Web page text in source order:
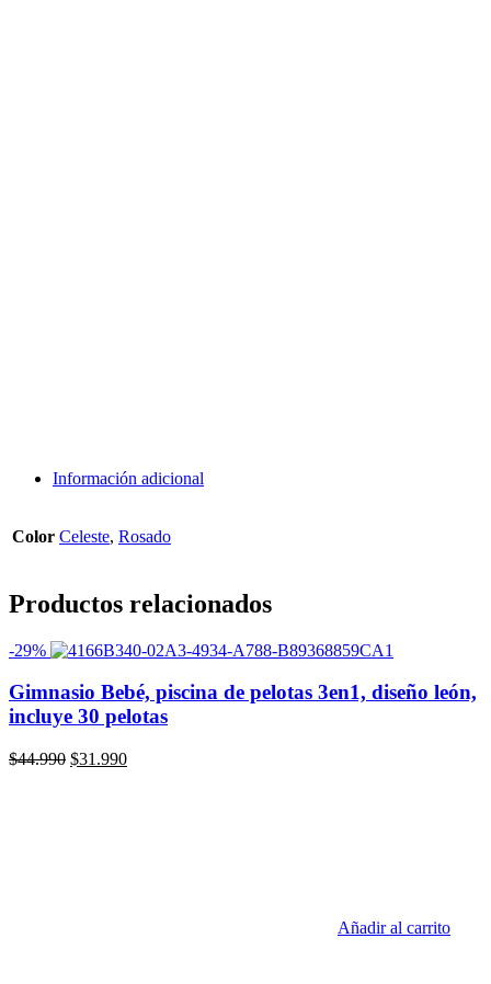
Información adicional
Color Celeste, Rosado
Productos relacionados
-29%
Gimnasio Bebé, piscina de pelotas 3en1, diseño león,
incluye 30 pelotas
$44.990 El
$31.990El
Añadir al carrito